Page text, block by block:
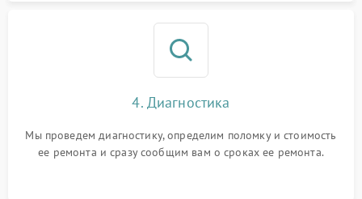
4. Диагностика
Мы проведем диагностику, определим поломку и стоимость
ее ремонта и сразу сообщим вам о сроках ее ремонта.